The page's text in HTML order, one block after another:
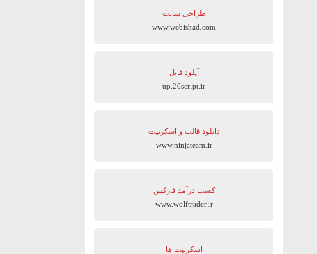
طراحی سایت
www.webishad.com
آپلود فایل
up.20script.ir
دانلود قالب و اسکریپت
www.ninjateam.ir
کسب درآمد فارکس
www.wolftrader.ir
اسکریپت ها